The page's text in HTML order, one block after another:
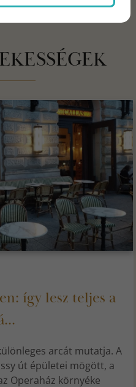
így lesz teljes a
arcát mutatja. A
út épületei mögött, a
Operaház környéke